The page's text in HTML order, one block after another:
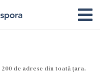
200 de adrese din toată ţara.